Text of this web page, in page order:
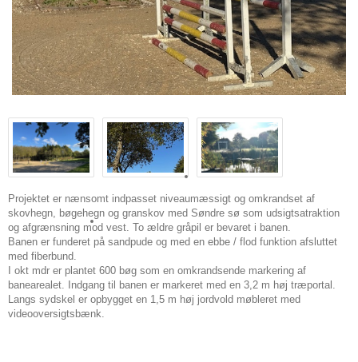
Projektet er nænsomt indpasset niveaumæssigt og omkrandset af
skovhegn, bøgehegn og granskov med Søndre sø som udsigtsatraktion
og afgrænsning mod vest. To ældre gråpil er bevaret i banen.
Banen er funderet på sandpude og med en ebbe / flod funktion afsluttet
med fiberbund.
I okt mdr er plantet 600 bøg som en omkrandsende markering af
banearealet. Indgang til banen er markeret med en 3,2 m høj træportal.
Langs sydskel er opbygget en 1,5 m høj jordvold møbleret med
videooversigtsbænk.